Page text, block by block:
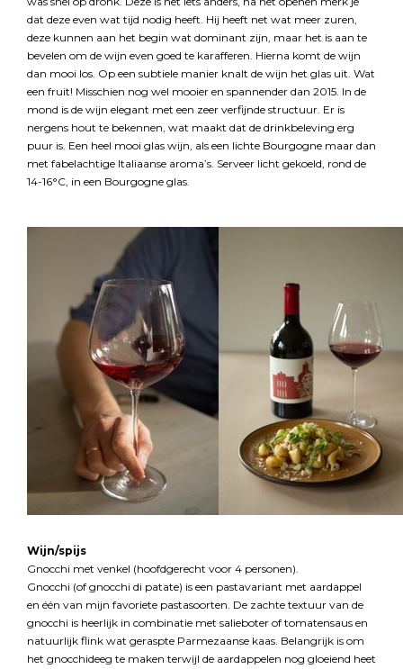
dat deze even wat tijd nodig heeft. Hij heeft net wat meer zuren,
deze kunnen aan het begin wat dominant zijn, maar het is aan te
bevelen om de wijn even goed te karafferen. Hierna komt de wijn
dan mooi los. Op een subtiele manier knalt de wijn het glas uit. Wat
een fruit! Misschien nog wel mooier en spannender dan 2015. In de
mond is de wijn elegant met een zeer verfijnde structuur. Er is
nergens hout te bekennen, wat maakt dat de drinkbeleving erg
puur is. Een heel mooi glas wijn, als een lichte Bourgogne maar dan
met fabelachtige Italiaanse aroma’s. Serveer licht gekoeld, rond de
14-16°C, in een Bourgogne glas.
Wijn/spijs
Gnocchi met venkel (hoofdgerecht voor 4 personen).
Gnocchi (of gnocchi di patate) is een pastavariant met aardappel
en één van mijn favoriete pastasoorten. De zachte textuur van de
gnocchi is heerlijk in combinatie met salieboter of tomatensaus en
natuurlijk flink wat geraspte Parmezaanse kaas. Belangrijk is om
het gnocchideeg te maken terwijl de aardappelen nog gloeiend heet